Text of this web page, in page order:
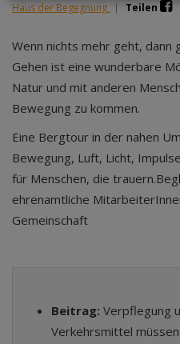
Haus der Begegnung | Teilen
Wenn nichts mehr geht, dann
Gehen ist eine wunderbare
Natur und mit anderen
Bewegung zu kommen.
Eine Bergtour in der nahen
Bewegung, Luft, Licht,
für Menschen, die
ehrenamtliche
Gemeinschaft
Beitrag: Verpflegung
Verkehrsmittel